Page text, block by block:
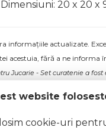
20 x 20 x
informațiile actualizate.
acestuia, fără a ne
Jucarie - Set curatenie a fost
website
cookie-uri